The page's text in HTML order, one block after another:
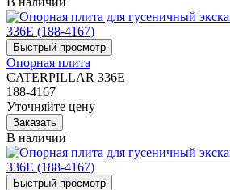
Опорная плита
CATERPILLAR 336E
188-4167
Уточняйте цену
В наличии